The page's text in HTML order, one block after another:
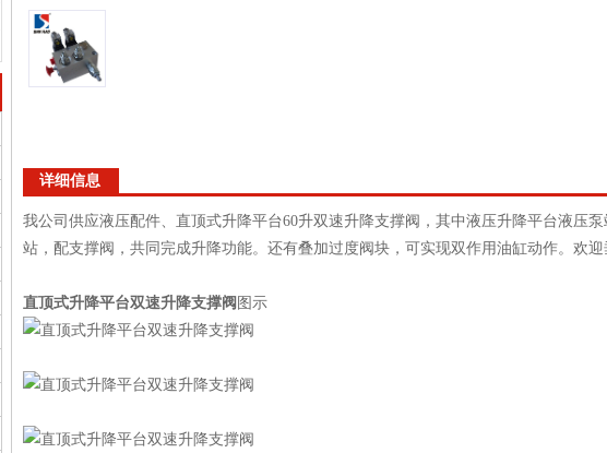
详细信息
我公司供应液压配件、直顶式升降平台60升双速升降支撑阀，其中液压升降平台液压
站，配支撑阀，共同完成升降功能。还有叠加过度阀块，可实现双作用油缸动作。欢
直顶式升降平台双速升降支撑阀 图示